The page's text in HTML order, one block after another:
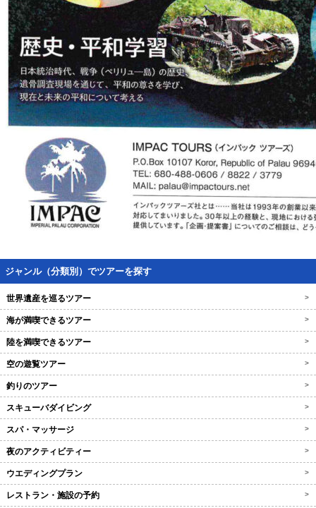
ジャンル（分類別）でツアーを探す
世界遺産を巡るツアー >
海が満喫できるツアー >
陸を満喫できるツアー >
空の遊覧ツアー >
釣りのツアー >
スキューバダイビング >
スパ・マッサージ >
夜のアクティビティー >
ウエディングプラン >
レストラン・施設の予約 >